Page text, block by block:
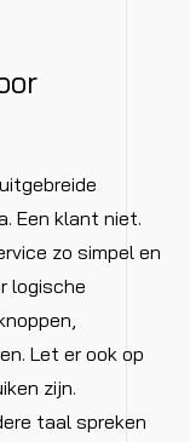
Een klant niet.
zo simpel en
logische
Let er ook op
zijn.
taal spreken